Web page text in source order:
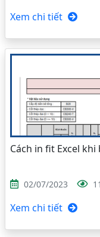
Xem chi tiết
Cách in fit Excel
02/07/2023
Xem chi tiết